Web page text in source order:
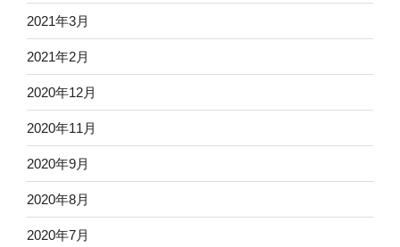
2021年3月
2021年2月
2020年12月
2020年11月
2020年9月
2020年8月
2020年7月